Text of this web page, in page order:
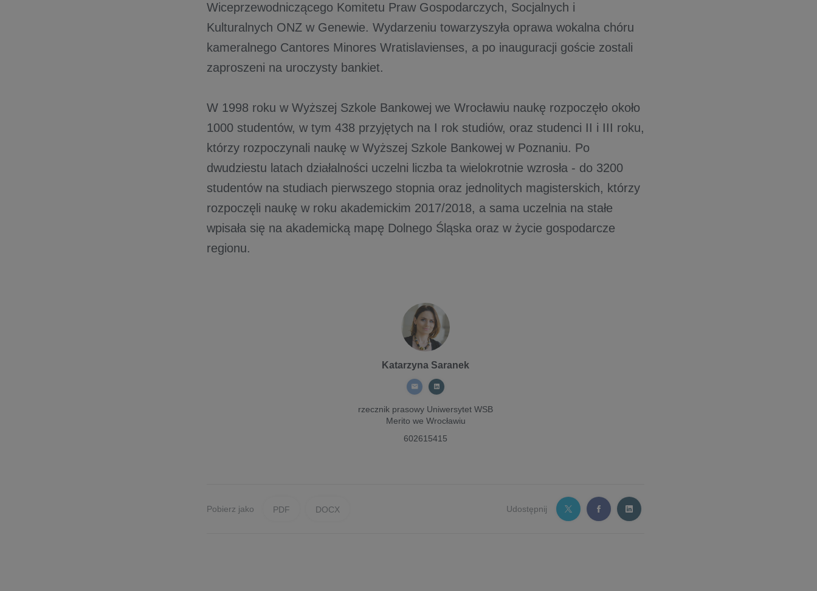
Wiceprzewodniczącego Komitetu Praw Gospodarczych, Socjalnych i
Kulturalnych ONZ w Genewie. Wydarzeniu towarzyszyła oprawa wokalna chóru
kameralnego Cantores Minores Wratislavienses, a po inauguracji goście zostali
zaproszeni na uroczysty bankiet.
W 1998 roku w Wyższej Szkole Bankowej we Wrocławiu naukę rozpoczęło około
1000 studentów, w tym 438 przyjętych na I rok studiów, oraz studenci II i III roku,
którzy rozpoczynali naukę w Wyższej Szkole Bankowej w Poznaniu. Po
dwudziestu latach działalności uczelni liczba ta wielokrotnie wzrosła - do 3200
studentów na studiach pierwszego stopnia oraz jednolitych magisterskich, którzy
rozpoczęli naukę w roku akademickim 2017/2018, a sama uczelnia na stałe
wpisała się na akademicką mapę Dolnego Śląska oraz w życie gospodarcze
regionu.
Katarzyna Saranek
rzecznik prasowy Uniwersytet WSB
Merito we Wrocławiu
602615415
Pobierz jako PDF DOCX Udostępnij